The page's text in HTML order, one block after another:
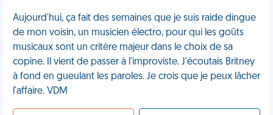
Aujourd'hui, ça fait des semaines que je suis raide dingue
de mon voisin, un musicien électro, pour qui les goûts
musicaux sont un critère majeur dans le choix de sa
copine. Il vient de passer à l'improviste. J'écoutais Britney
à fond en gueulant les paroles. Je crois que je peux lâcher
l'affaire. VDM